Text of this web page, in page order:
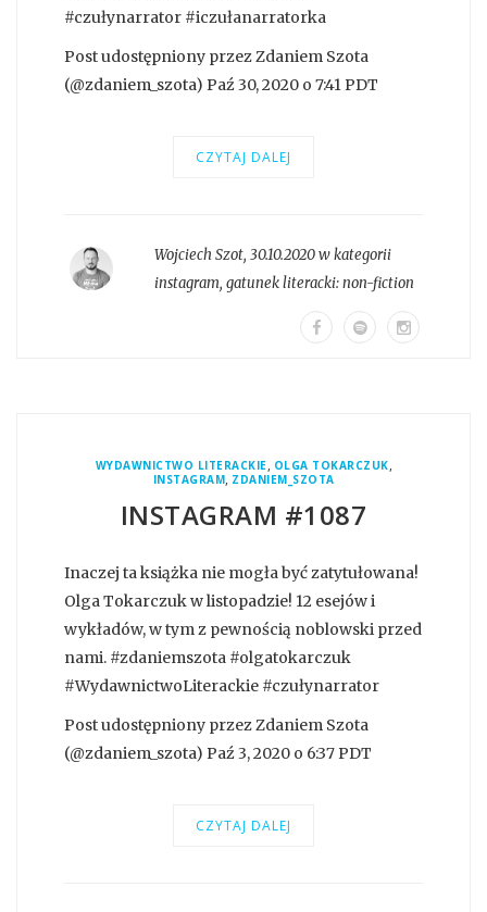
#czułynarrator #iczułanarratorka
Post udostępniony przez Zdaniem Szota
(@zdaniem_szota) Paź 30, 2020 o 7:41 PDT
CZYTAJ DALEJ
Wojciech Szot, 30.10.2020 w kategorii
instagram, gatunek literacki:non-fiction
WYDAWNICTWO LITERACKIE, OLGA TOKARCZUK,
INSTAGRAM, ZDANIEM_SZOTA
INSTAGRAM #1087
Inaczej ta książka nie mogła być zatytułowana!
Olga Tokarczuk w listopadzie! 12 esejów i
wykładów, w tym z pewnością noblowski przed
nami. #zdaniemszota #olgatokarczuk
#WydawnictwoLiterackie #czułynarrator
Post udostępniony przez Zdaniem Szota
(@zdaniem_szota) Paź 3, 2020 o 6:37 PDT
CZYTAJ DALEJ